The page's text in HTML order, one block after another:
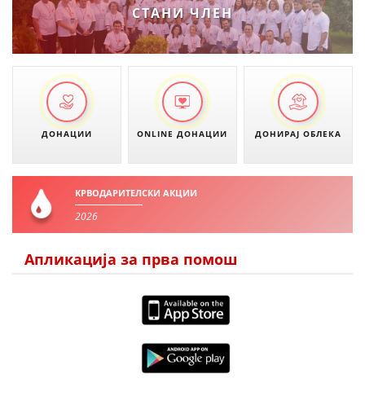
ЗНАЧЕЊЕ НА СЛУЖБАТА ЗА БАРАЊЕ
ЗДРАВСТВЕНО ПРЕВЕНТИВНА ДЕЈНОСТ
ПРВА ПОМОШ
ДЕЈСТВУВАЊЕ
СТАНИ ЧЛЕН
ДОНАЦИИ ONLINE ДОНАЦИИ ДОНИРАЈ ОБЛЕКА
КРВОДАРИТЕЛСКИ АКЦИИ
2026
Апликација за прва помош